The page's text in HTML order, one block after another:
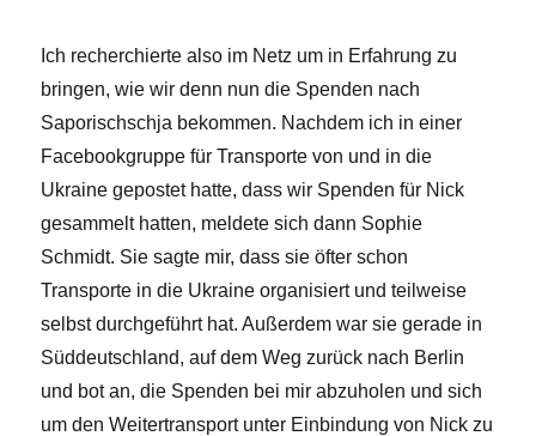
Ich recherchierte also im Netz um in Erfahrung zu
bringen, wie wir denn nun die Spenden nach
Saporischschja bekommen. Nachdem ich in einer
Facebookgruppe für Transporte von und in die
Ukraine gepostet hatte, dass wir Spenden für Nick
gesammelt hatten, meldete sich dann Sophie
Schmidt. Sie sagte mir, dass sie öfter schon
Transporte in die Ukraine organisiert und teilweise
selbst durchgeführt hat. Außerdem war sie gerade in
Süddeutschland, auf dem Weg zurück nach Berlin
und bot an, die Spenden bei mir abzuholen und sich
um den Weitertransport unter Einbindung von Nick zu